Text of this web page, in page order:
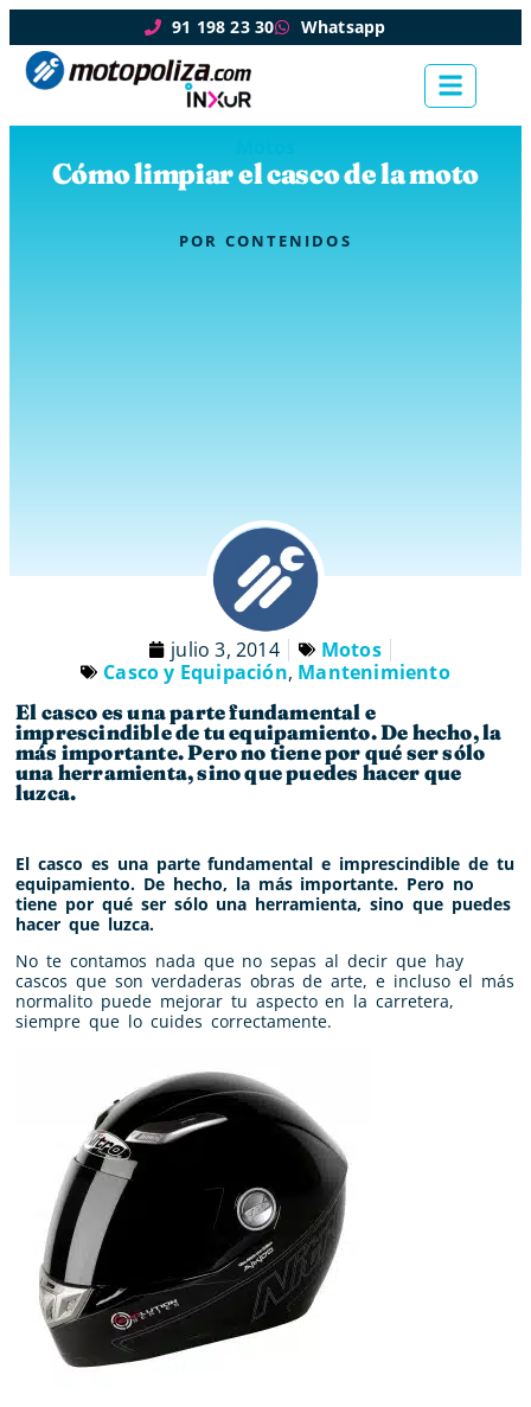
91 198 23 30 Whatsapp
Cómo limpiar el casco de la moto
POR CONTENIDOS
julio 3, 2014
Motos
Casco y Equipación, Mantenimiento
El casco es una parte fundamental e
imprescindible de tu equipamiento. De hecho, la
más importante. Pero no tiene por qué ser sólo
una herramienta, sino que puedes hacer que
luzca.
El casco es una parte fundamental e imprescindible de tu
equipamiento. De hecho, la más importante. Pero no
tiene por qué ser sólo una herramienta, sino que puedes
hacer que luzca.
No te contamos nada que no sepas al decir que hay
cascos que son verdaderas obras de arte, e incluso el más
normalito puede mejorar tu aspecto en la carretera,
siempre que lo cuides correctamente.